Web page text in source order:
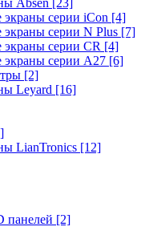
Absen [23]
серии iCon [4]
серии N Plus [7]
серии CR [4]
экраны серии А27 [6]
[2]
Leyard [16]
LianTronics [12]
панелей [2]